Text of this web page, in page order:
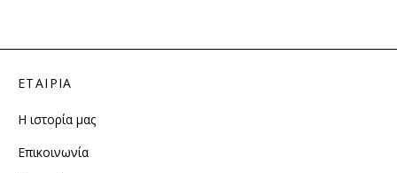
ΕΤΑΙΡΙΑ
Η ιστορία μας
Επικοινωνία